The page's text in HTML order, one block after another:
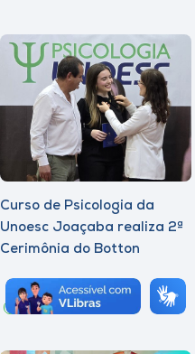
Curso de Psicologia da
Unoesc Joaçaba realiza 2ª
Cerimônia do Botton
Graduação Notícia